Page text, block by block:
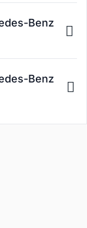
Benz
Benz